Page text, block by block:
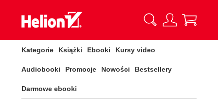
Kategorie Książki Ebooki Kursy video
Audiobooki Promocje Nowości Bestsellery
Darmowe ebooki